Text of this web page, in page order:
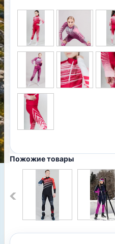
Пожожие товары